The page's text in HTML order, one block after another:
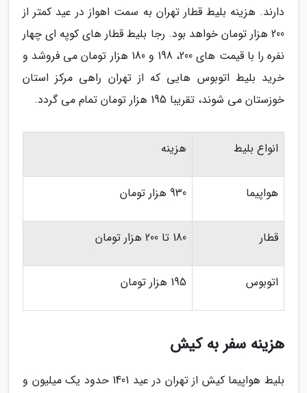
دارند. هزینه بلیط قطار تهران به سمت اهواز در عید کمتر از
200 هزار تومان خواهد بود. رجا بلیط قطار های کوپه ای چهار
نفره را با قیمت های 200، 198 و 180 هزار تومان می فروشد و
خرید بلیط اتوبوس هایی که از تهران راهی مرکز استان
خوزستان می شوند، تقریبا 195 هزار تومان تمام می گردد.
انواع بلیط هزینه
هواپیما 930 هزار تومان
قطار 180 تا 200 هزار تومان
اتوبوس 195 هزار تومان
هزینه سفر به کیش
بلیط هواپیما کیش از تهران در عید 1401 حدود یک میلیون و